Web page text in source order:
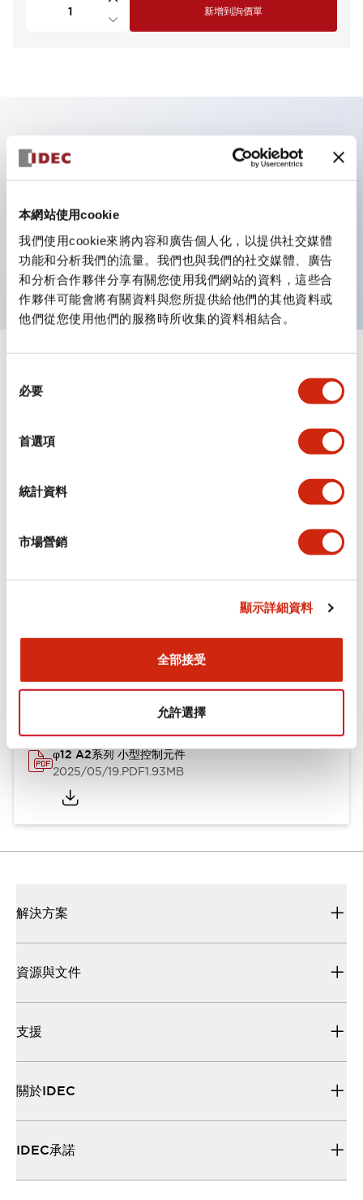
本網站使用cookie
我們使用cookie來將內容和廣告個人化，以提供社交媒體
功能和分析我們的流量。我們也與我們的社交媒體、廣告
和分析合作夥伴分享有關您使用我們網站的資料，這些合
作夥伴可能會將有關資料與您所提供給他們的其他資料或
他們從您使用他們的服務時所收集的資料相結合。
必要
首選項
統計資料
市場營銷
顯示詳細資料
全部接受
允許選擇
新增到詢價單
主要特點
作業性提升的背部端子方式，全系列統一22mm軸長的
平坦端子面。
UL・CSA認證品
環境規範
機械規格
安裝和安裝規範
型錄和宣傳手冊 CAD檔 認證與標準 技術文件
φ12 A2系列 小型控制元件
2025/05/19.PDF1.93MB
解決方案
資源與文件
支援
關於IDEC
IDEC承諾